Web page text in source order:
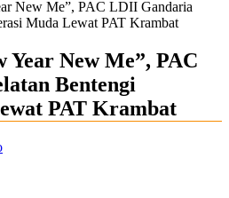
New Me”, PAC LDII Gandaria
Muda Lewat PAT Krambat
Year New Me”, PAC
Bentengi
PAT Krambat